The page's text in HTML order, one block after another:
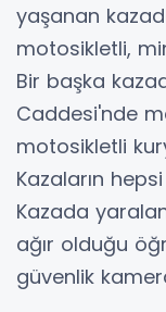
yaşanan
motosikletli,
Bir başka
Caddesi'nde
motosikletli
Kazaların
Kazada
ağır olduğu
güvenlik